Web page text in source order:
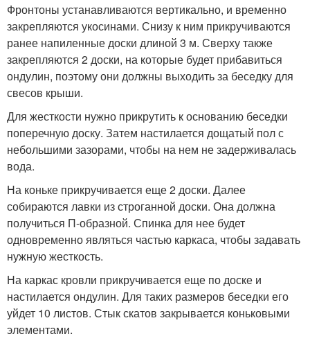
Фронтоны устанавливаются вертикально, и временно
закрепляются укосинами. Снизу к ним прикручиваются
ранее напиленные доски длиной 3 м. Сверху также
закрепляются 2 доски, на которые будет прибавиться
ондулин, поэтому они должны выходить за беседку для
свесов крыши.
Для жесткости нужно прикрутить к основанию беседки
поперечную доску. Затем настилается дощатый пол с
небольшими зазорами, чтобы на нем не задерживалась
вода.
На коньке прикручивается еще 2 доски. Далее
собираются лавки из строганной доски. Она должна
получиться П-образной. Спинка для нее будет
одновременно являться частью каркаса, чтобы задавать
нужную жесткость.
На каркас кровли прикручивается еще по доске и
настилается ондулин. Для таких размеров беседки его
уйдет 10 листов. Стык скатов закрывается коньковыми
элементами.